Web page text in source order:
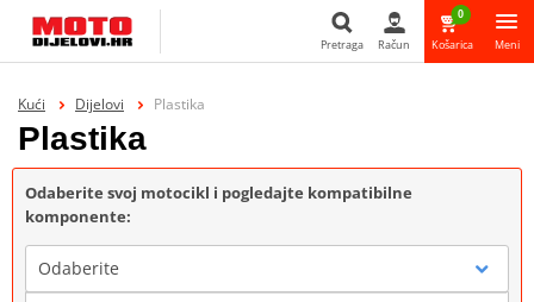
Pretraga Račun
0
Košarica Meni
Kući Dijelovi Plastika
Plastika
Odaberite svoj motocikl i pogledajte kompatibilne
komponente:
Odaberite